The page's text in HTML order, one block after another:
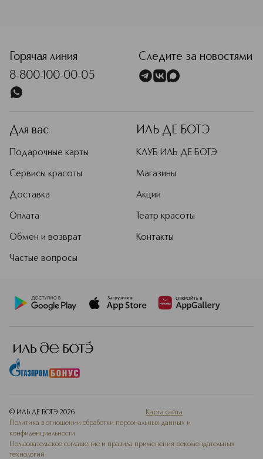
Горячая линия
8-800-100-00-05
Следите за новостями
Для вас
Подарочные карты
Сервисы красоты
Доставка
Оплата
Обмен и возврат
Частые вопросы
ИЛЬ ДЕ БОТЭ
КЛУБ ИЛЬ ДЕ БОТЭ
Магазины
Акции
Театр красоты
Контакты
© ИЛЬ ДЕ БОТЭ 2026
Карта сайта
Политика в отношении обработки персональных данных и
конфиденциальности
Пользовательское соглашение и правила применения рекомендательных
технологий